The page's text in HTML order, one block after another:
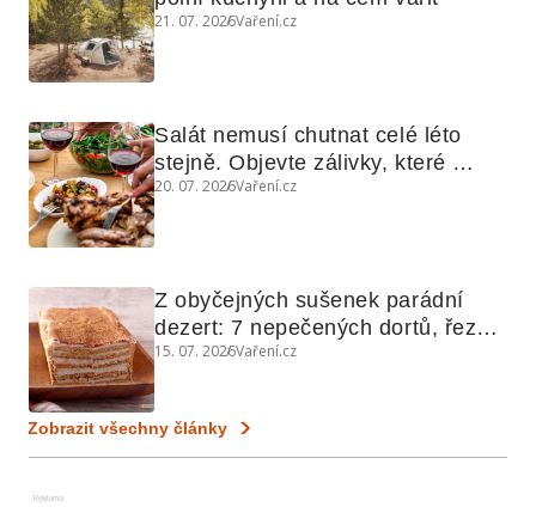
21. 07. 2026Vaření.cz
Salát nemusí chutnat celé léto
stejně. Objevte zálivky, které
využijete i na maso, nudle nebo
20. 07. 2026Vaření.cz
Z obyčejných sušenek parádní
dezert: 7 nepečených dortů, řezů
a koláčů
15. 07. 2026Vaření.cz
Zobrazit všechny články
Reklama